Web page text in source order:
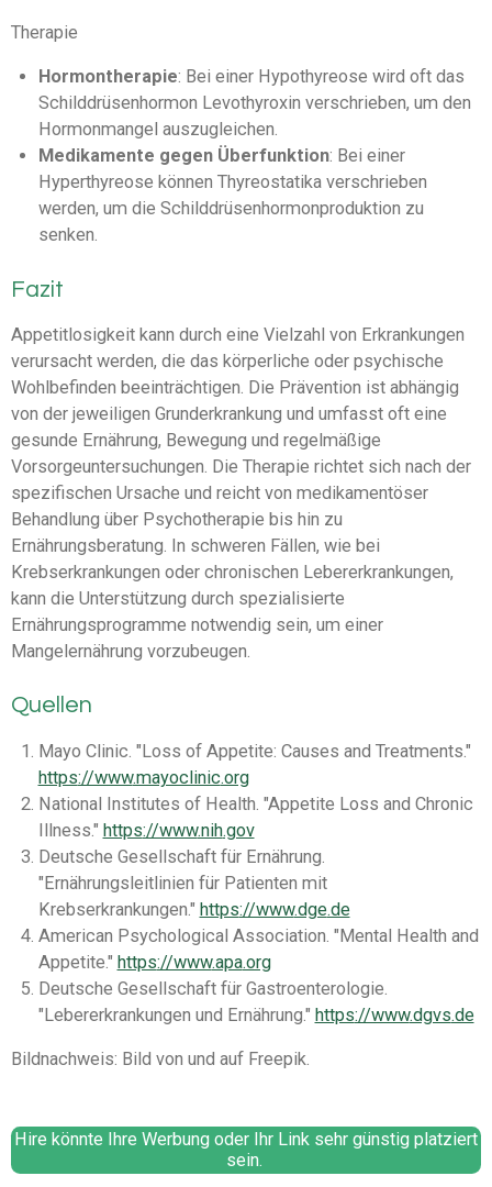
Therapie
Hormontherapie: Bei einer Hypothyreose wird oft das
Schilddrüsenhormon Levothyroxin verschrieben, um den
Hormonmangel auszugleichen.
Medikamente gegen Überfunktion: Bei einer
Hyperthyreose können Thyreostatika verschrieben
werden, um die Schilddrüsenhormonproduktion zu
senken.
Fazit
Appetitlosigkeit kann durch eine Vielzahl von Erkrankungen
verursacht werden, die das körperliche oder psychische
Wohlbefinden beeinträchtigen. Die Prävention ist abhängig
von der jeweiligen Grunderkrankung und umfasst oft eine
gesunde Ernährung, Bewegung und regelmäßige
Vorsorgeuntersuchungen. Die Therapie richtet sich nach der
spezifischen Ursache und reicht von medikamentöser
Behandlung über Psychotherapie bis hin zu
Ernährungsberatung. In schweren Fällen, wie bei
Krebserkrankungen oder chronischen Lebererkrankungen,
kann die Unterstützung durch spezialisierte
Ernährungsprogramme notwendig sein, um einer
Mangelernährung vorzubeugen.
Quellen
Mayo Clinic. "Loss of Appetite: Causes and Treatments."
https://www.mayoclinic.org
National Institutes of Health. "Appetite Loss and Chronic
Illness." https://www.nih.gov
Deutsche Gesellschaft für Ernährung.
"Ernährungsleitlinien für Patienten mit
Krebserkrankungen." https://www.dge.de
American Psychological Association. "Mental Health and
Appetite." https://www.apa.org
Deutsche Gesellschaft für Gastroenterologie.
"Lebererkrankungen und Ernährung." https://www.dgvs.de
Bildnachweis: Bild von und auf Freepik.
Hire könnte Ihre Werbung oder Ihr Link sehr günstig platziert
sein.